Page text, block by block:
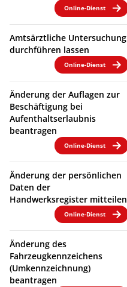
Online-Dienst
Amtsärztliche Untersuchung
durchführen lassen
Online-Dienst
Änderung der Auflagen zur
Beschäftigung bei
Aufenthaltserlaubnis
beantragen
Online-Dienst
Änderung der persönlichen
Daten der
Handwerksregister mitteilen
Online-Dienst
Änderung des
Fahrzeugkennzeichens
(Umkennzeichnung)
beantragen